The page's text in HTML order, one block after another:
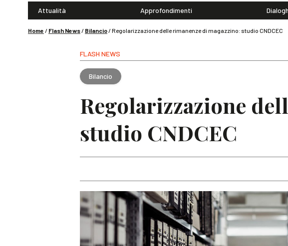
Attualità Approfondimenti
Home / Flash News/ Bilancio/Regolarizzazione delle rimanenze di magazzino: studio CNDCEC
FLASH NEWS
Bilancio
Regolarizzazione
studio CNDCEC